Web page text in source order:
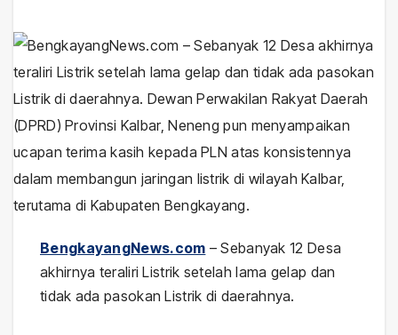
BengkayangNews.com – Sebanyak 12 Desa
akhirnya teraliri Listrik setelah lama gelap dan
tidak ada pasokan Listrik di daerahnya.